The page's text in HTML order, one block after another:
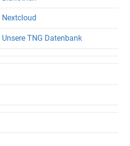
Nextcloud
Unsere TNG Datenbank